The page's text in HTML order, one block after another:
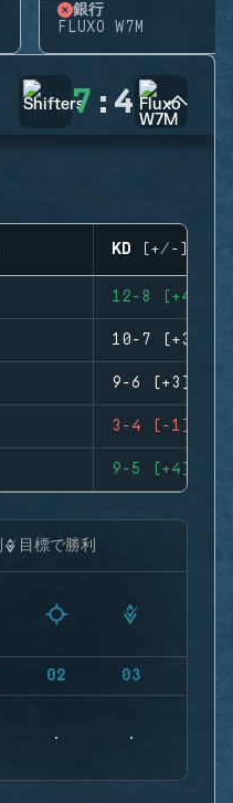
銀行
FLUXO W7M
7 : 4
KD (+/-)
12-8 (+4)
10-7 (+3)
9-6 (+3)
3-4 (-1)
9-5 (+4)
目標で勝利
02 03